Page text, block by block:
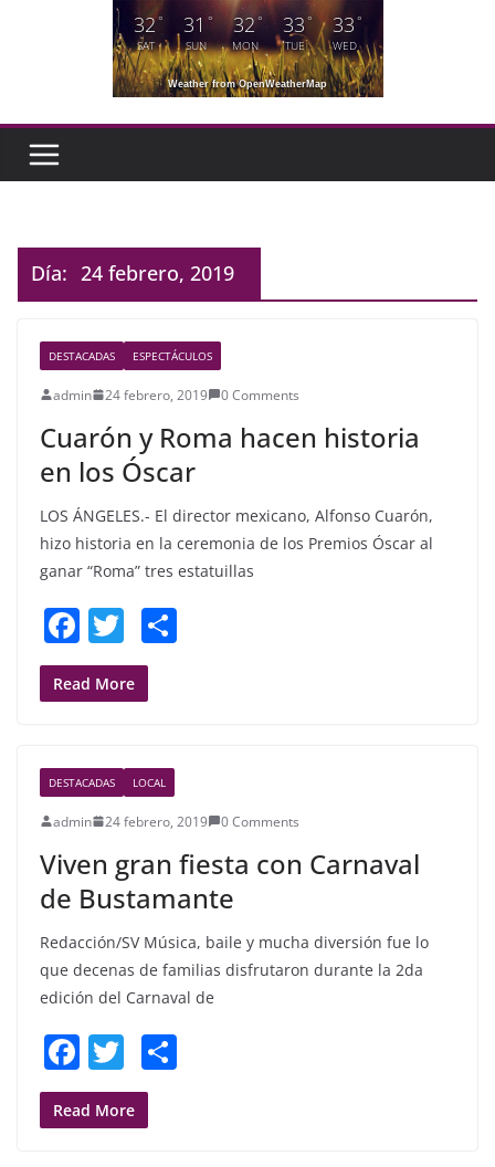
32°
SAT
31 °
SUN
32°
MON
33 °
TUE
33 °
WED
Weather from OpenWeatherMap
Día: 24 febrero, 2019
DESTACADAS ESPECTÁCULOS
admin 24 febrero, 2019 0 Comments
Cuarón y Roma hacen historia
en los Óscar
LOS ÁNGELES.- El director mexicano, Alfonso Cuarón,
hizo historia en la ceremonia de los Premios Óscar al
ganar “Roma” tres estatuillas
F
a
c
b
o
o
k
T
w
itt
Read More
DESTACADAS LOCAL
admin 24 febrero, 2019 0 Comments
Viven gran fiesta con Carnaval
de Bustamante
Redacción/SV Música, baile y mucha diversión fue lo
que decenas de familias disfrutaron durante la 2da
edición del Carnaval de
F
a
c
T
w
itt
Read More